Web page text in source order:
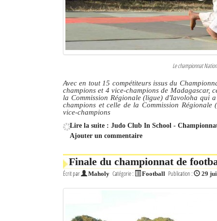
Le Nord de Madagascar
L'actualité du tourisme
Le championnat
Avec en tout 15 compétiteurs issus du
champions et 4 vice-champions de Madagascar,
la Commission Régionale (ligue) d'Iavoloha qui
champions et celle de la Commission
vice-champions
Lire la suite : Judo Club In School -
Ajouter un commentaire
Finale du championnat de
Écrit par Maholy Catégorie : Football Publication : 29